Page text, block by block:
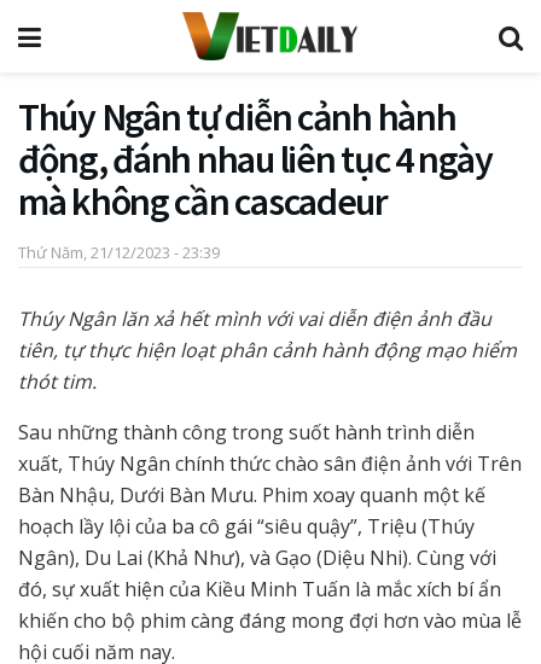
Thúy Ngân tự diễn cảnh hành
động, đánh nhau liên tục 4 ngày
mà không cần cascadeur
Thứ Năm, 21/12/2023 - 23:39
Thúy Ngân lăn xả hết mình với vai diễn điện ảnh đầu
tiên, tự thực hiện loạt phân cảnh hành động mạo hiểm
thót tim.
Sau những thành công trong suốt hành trình diễn
xuất, Thúy Ngân chính thức chào sân điện ảnh với Trên
Bàn Nhậu, Dưới Bàn Mưu. Phim xoay quanh một kế
hoạch lầy lội của ba cô gái “siêu quậy”, Triệu (Thúy
Ngân), Du Lai (Khả Như), và Gạo (Diệu Nhi). Cùng với
đó, sự xuất hiện của Kiều Minh Tuấn là mắc xích bí ẩn
khiến cho bộ phim càng đáng mong đợi hơn vào mùa lễ
hội cuối năm nay.